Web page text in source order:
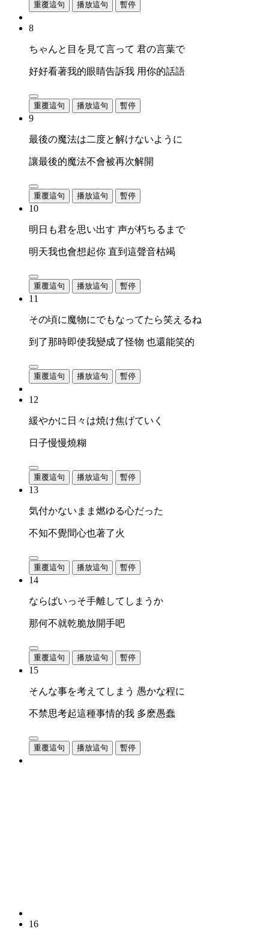
重覆這句 播放這句 暫停
8
ちゃんと目を見て言って 君の言葉で
好好看著我的眼睛告訴我 用你的話語
重覆這句 播放這句 暫停
9
最後の魔法は二度と解けないように
讓最後的魔法不會被再次解開
重覆這句 播放這句 暫停
10
明日も君を思い出す 声が朽ちるまで
明天我也會想起你 直到這聲音枯竭
重覆這句 播放這句 暫停
11
その頃に魔物にでもなってたら笑えるね
到了那時即使我變成了怪物 也還能笑的
重覆這句 播放這句 暫停
12
緩やかに日々は焼け焦げていく
日子慢慢燒糊
重覆這句 播放這句 暫停
13
気付かないまま燃ゆる心だった
不知不覺間心也著了火
重覆這句 播放這句 暫停
14
ならばいっそ手離してしまうか
那何不就乾脆放開手吧
重覆這句 播放這句 暫停
15
そんな事を考えてしまう 愚かな程に
不禁思考起這種事情的我 多麽愚蠢
重覆這句 播放這句 暫停
16